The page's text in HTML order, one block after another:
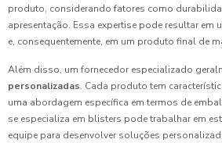
produto, considerando fatores como
apresentação. Essa expertise pode resultar em
e, consequentemente, em um produto final de
Além disso, um fornecedor especializado
personalizadas. Cada produto tem
uma abordagem específica em termos de
se especializa em blisters pode trabalhar em
equipe para desenvolver soluções